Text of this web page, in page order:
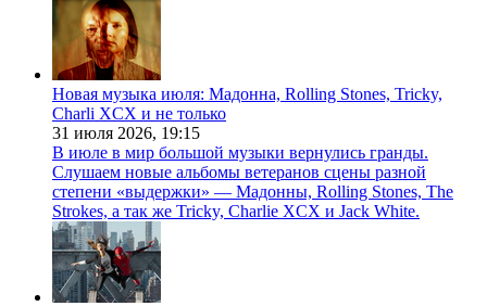
Новая музыка июля: Мадонна, Rolling Stones, Tricky,
Charli XCX и не только
31 июля 2026, 19:15
В июле в мир большой музыки вернулись гранды.
Слушаем новые альбомы ветеранов сцены разной
степени «выдержки» — Мадонны, Rolling Stones, The
Strokes, а так же Tricky, Charlie XCX и Jack White.